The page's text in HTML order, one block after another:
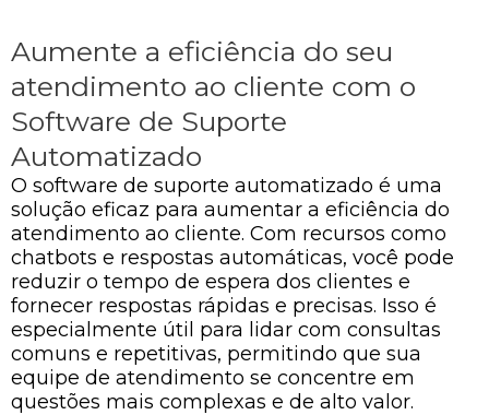
Aumente a eficiência do seu
atendimento ao cliente com o
Software de Suporte
Automatizado
O software de suporte automatizado é uma
solução eficaz para aumentar a eficiência do
atendimento ao cliente. Com recursos como
chatbots e respostas automáticas, você pode
reduzir o tempo de espera dos clientes e
fornecer respostas rápidas e precisas. Isso é
especialmente útil para lidar com consultas
comuns e repetitivas, permitindo que sua
equipe de atendimento se concentre em
questões mais complexas e de alto valor.